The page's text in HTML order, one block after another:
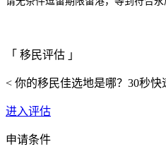
「 移民评估 」
< 你的移民佳选地是哪？30秒
进入评估
申请条件